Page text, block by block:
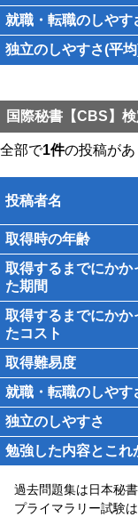
就職・転職のしやす
独立のしやすさ(平
国際秘書【CBS】
全部で1件の投稿が
投稿者名
取得時の年齢
取得するまでにかか
た期間
取得するまでにかか
たコスト
取得難易度
就職・転職のしやす
独立のしやすさ
勉強した内容とこれ
過去問題集は日本秘
プライマラリー試験